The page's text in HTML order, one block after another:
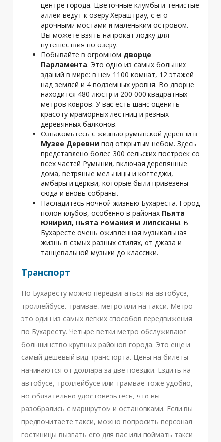
центре города. Цветочные клумбы и тенистые
аллеи ведут к озеру Хераштрау, с его
арочными мостами и маленьким островом.
Вы можете взять напрокат лодку для
путешествия по озеру.
Побывайте в огромном дворце
Парламента. Это одно из самых больших
зданий в мире: в нем 1100 комнат, 12 этажей
над землей и 4 подземных уровня. Во дворце
находится 480 люстр и 200 000 квадратных
метров ковров. У вас есть шанс оценить
красоту мраморных лестниц и резных
деревянных балконов.
Ознакомьтесь с жизнью румынской деревни в
Музее Деревни под открытым небом. Здесь
представлено более 300 сельских построек со
всех частей Румынии, включая деревянные
дома, ветряные мельницы и коттеджи,
амбары и церкви, которые были привезены
сюда и вновь собраны.
Насладитесь ночной жизнью Бухареста. Город
полон клубов, особенно в районах Пьята
Юнирил, Пьята Романия и Липсканы. В
Бухаресте очень оживленная музыкальная
жизнь в самых разных стилях, от джаза и
танцевальной музыки до классики.
Транспорт
По Бухаресту можно передвигаться на автобусе,
троллейбусе, трамвае, метро или на такси. Метро -
это один из самых легких способов передвижения
по Бухаресту. Четыре ветки метро обслуживают
большинство крупных районов города. Это еще и
самый дешевый вид транспорта. Цены на билеты
начинаются от доллара за две поездки. Ездить на
автобусе, троллейбусе или трамвае тоже удобно,
но обязательно удостоверьтесь, что вы
разобрались с маршрутом и остановками. Если вы
предпочитаете такси, можно попросить персонал
гостиницы вызвать его для вас или поймать такси